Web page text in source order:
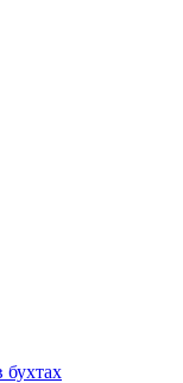
бухтах